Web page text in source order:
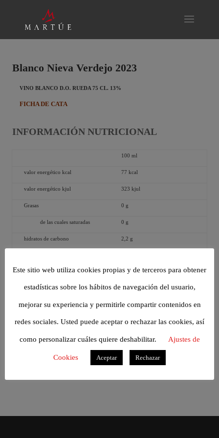
Blanco Nieva Verdejo 2023
VINO BLANCO D.O. RUEDA 75 CL. 13%
FICHA DE CATA
INFORMACIÓN NUTRICIONAL
100 ml
valor energético kcal 77 kcal
valor energético kjul 323 kjul
Grasas 0 g
de las cuales saturadas 0 g
hidratos de carbono 2,2 g
proteínas 0 g
sal 0,01 g
ALÉRGENOS
LISTA DE INGREDIENTES
Verdejo, Conservantes (Sulfitos)
Este sitio web utiliza cookies propias y de terceros para obtener
estadísticas sobre los hábitos de navegación del usuario,
mejorar su experiencia y permitirle compartir contenidos en
redes sociales. Usted puede aceptar o rechazar las cookies, así
como personalizar cuáles quiere deshabilitar. Ajustes de
Cookies Aceptar Rechazar